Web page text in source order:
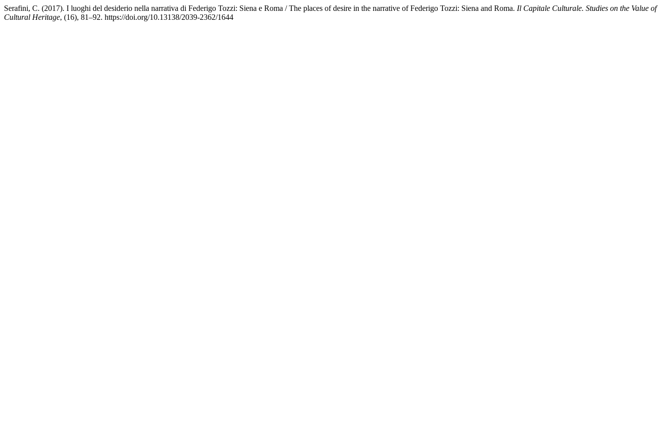
Serafini, C. (2017). I luoghi del desiderio nella narrativa di Federigo Tozzi: Siena e Roma / The places of desire in the narrative of Federigo Tozzi: Siena and Roma. Il Capitale Culturale. Studies on the Value of
Cultural Heritage, (16), 81–92. https://doi.org/10.13138/2039-2362/1644